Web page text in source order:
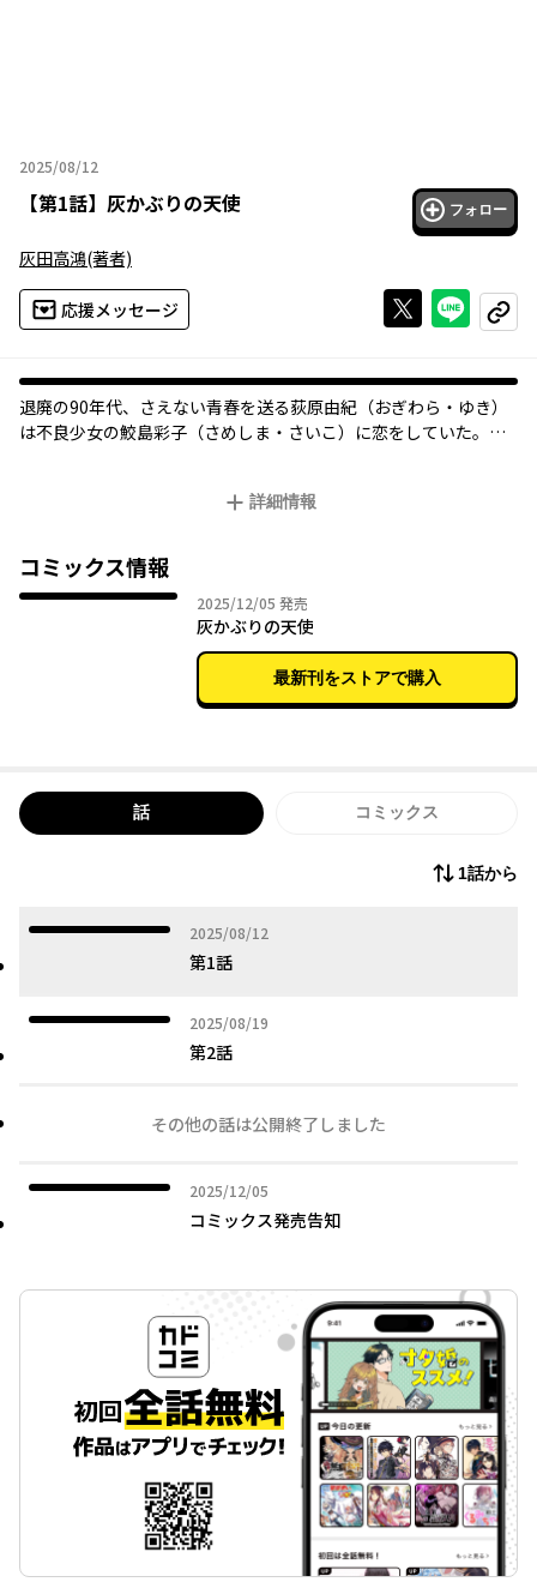
2025/08/12
2025年08月12日
【第1話】 灰かぶりの天使 フォロー
灰田高鴻(著者)
応援メッセージ Xで投稿する
ライン
コピー
退廃の90年代、さえない青春を送る荻原由紀（おぎわら・ゆき）
は不良少女の鮫島彩子（さめしま・さいこ）に恋をしていた。
を耳にする。
鮫島のすべてを知りたい、すべてを手にいれたいと嫉妬に駆られ
る荻原と、荻原が自分に向ける理想化と本当の自分の乖離にゆれ
そんなみだらな少女をめぐる、清純ラブストーリー。
詳細情報
コミックス情報
2025/12/05 2025年12月05日
発売
灰かぶりの天使
最新刊をストアで購入
話 コミックス
1話から
2025/08/12
2025年08月12日
第1話
2025/08/19
2025年08月19日
第2話
その他の話は公開終了しました
2025/12/05
2025年12月05日
コミックス発売告知